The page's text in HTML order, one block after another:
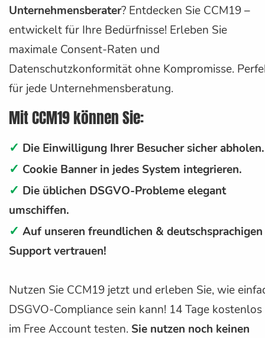
Unternehmensberater? Entdecken Sie CCM19 –
entwickelt für Ihre Bedürfnisse! Erleben Sie
maximale Consent-Raten und
Datenschutzkonformität ohne Kompromisse.
für jede Unternehmensberatung.
Mit CCM19 können Sie:
✓ Die Einwilligung Ihrer Besucher sicher abholen.
✓ Cookie Banner in jedes System integrieren.
✓ Die üblichen DSGVO-Probleme elegant
umschiffen.
✓ Auf unseren freundlichen & deutschsprachigen
Support vertrauen!
Nutzen Sie CCM19 jetzt und erleben Sie, wie
DSGVO-Compliance sein kann! 14 Tage kostenlos
im Free Account testen. Sie nutzen noch keinen